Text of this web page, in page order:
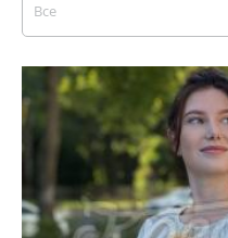
Все